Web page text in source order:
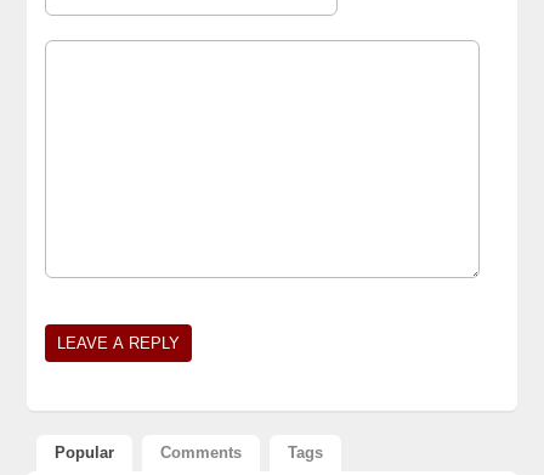
Popular Comments Tags